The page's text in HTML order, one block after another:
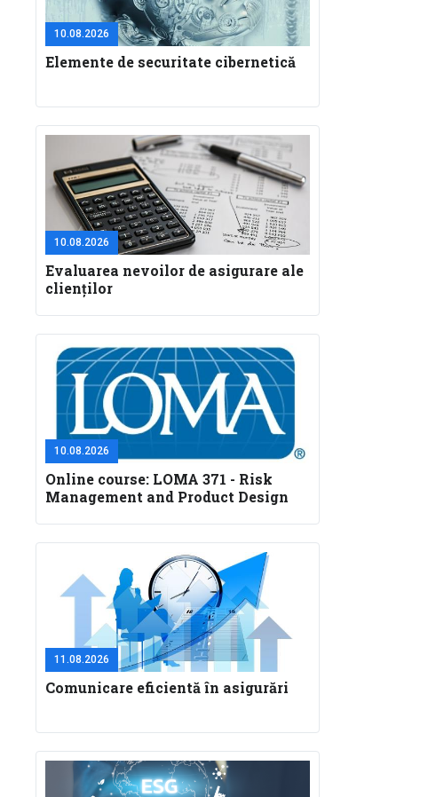
10.08.2026
Elemente de securitate cibernetică
10.08.2026
Evaluarea nevoilor de asigurare ale
clienților
10.08.2026
Online course: LOMA 371 - Risk
Management and Product Design
11.08.2026
Comunicare eficientă în asigurări